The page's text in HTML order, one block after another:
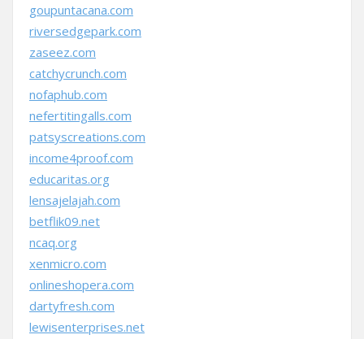
goupuntacana.com
riversedgepark.com
zaseez.com
catchycrunch.com
nofaphub.com
nefertitingalls.com
patsyscreations.com
income4proof.com
educaritas.org
lensajelajah.com
betflik09.net
ncaq.org
xenmicro.com
onlineshopera.com
dartyfresh.com
lewisenterprises.net